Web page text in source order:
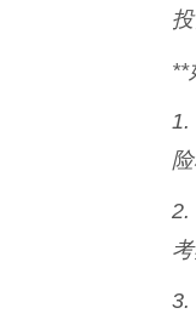
**
1.
2.
3.